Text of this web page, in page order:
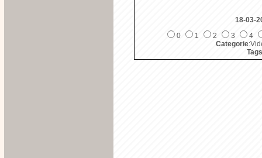
18-03-
0
1 2 3
4
Categorie
Tags